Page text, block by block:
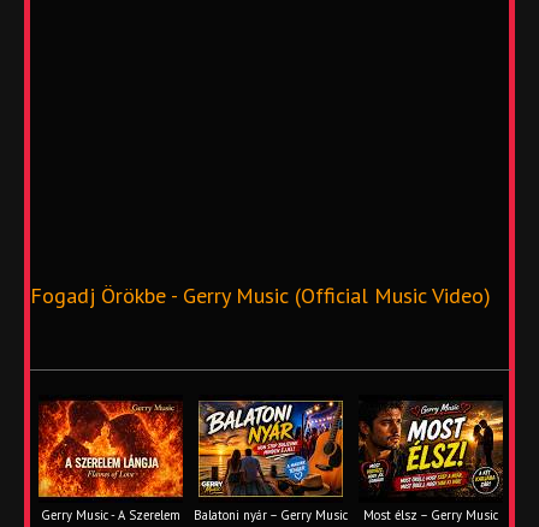
Fogadj Örökbe - Gerry Music (Official Music Video)
Gerry Music - A Szerelem
Balatoni nyár – Gerry Music
Most élsz – Gerry Music